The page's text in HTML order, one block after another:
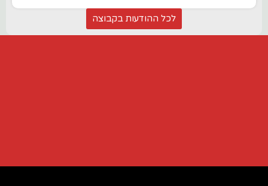
לכל ההודעות בקבוצה